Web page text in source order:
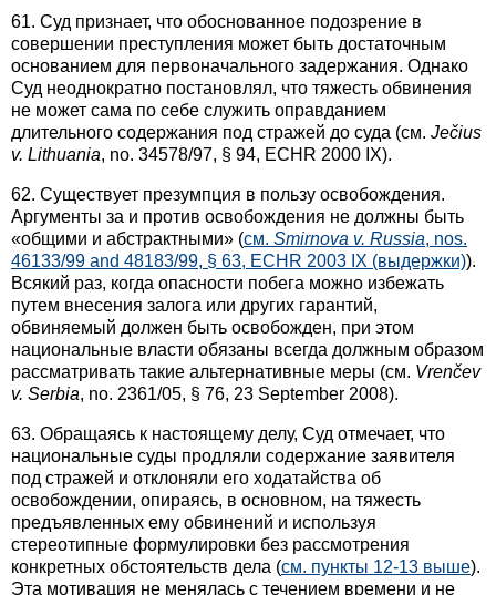
61. Суд признает, что обоснованное подозрение в
совершении преступления может быть достаточным
основанием для первоначального задержания. Однако
Суд неоднократно постановлял, что тяжесть обвинения
не может сама по себе служить оправданием
длительного содержания под стражей до суда (см. Ječius
v. Lithuania, no. 34578/97, § 94, ECHR 2000 IX).
62. Существует презумпция в пользу освобождения.
Аргументы за и против освобождения не должны быть
«общими и абстрактными» (см. Smirnova v. Russia, nos.
46133/99 and 48183/99, § 63, ECHR 2003 IX (выдержки)).
Всякий раз, когда опасности побега можно избежать
путем внесения залога или других гарантий,
обвиняемый должен быть освобожден, при этом
национальные власти обязаны всегда должным образом
рассматривать такие альтернативные меры (см. Vrenčev
v. Serbia, no. 2361/05, § 76, 23 September 2008).
63. Обращаясь к настоящему делу, Суд отмечает, что
национальные суды продляли содержание заявителя
под стражей и отклоняли его ходатайства об
освобождении, опираясь, в основном, на тяжесть
предъявленных ему обвинений и используя
стереотипные формулировки без рассмотрения
конкретных обстоятельств дела (см. пункты 12-13 выше).
Эта мотивация не менялась с течением времени и не